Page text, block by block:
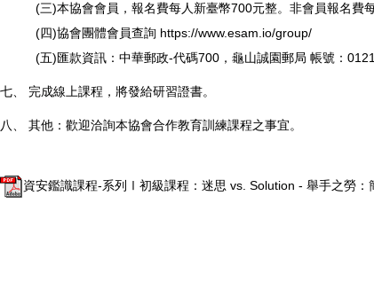
(三)本協會會員，報名費每人新臺幣700元整。非會員報名費
(四)協會團體會員查詢 https://www.esam.io/group/
(五)匯款資訊：中華郵政-代碼700，龜山誠園郵局 帳號：
七、 完成線上課程，將發給研習證書。
八、 其他：歡迎洽詢本協會合作教育訓練課程之事宜。
資安鑑識課程-系列Ⅰ初級課程：迷思 vs. Solution - 舉手之勞：